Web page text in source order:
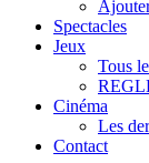
Spectacles
Jeux
Tous
Cinéma
Les
Contact